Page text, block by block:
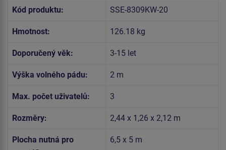
Kód produktu: SSE-8309KW-20
Hmotnost: 126.18 kg
Doporučený věk: 3-15 let
Výška volného pádu: 2 m
Max. počet uživatelů: 3
Rozměry: 2,44 x 1,26 x 2,12 m
Plocha nutná pro
6,5 x 5 m